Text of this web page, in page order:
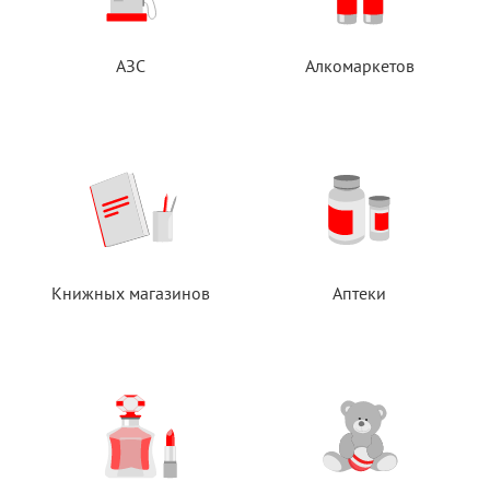
АЗС Алкомаркетов
Книжных магазинов Аптеки